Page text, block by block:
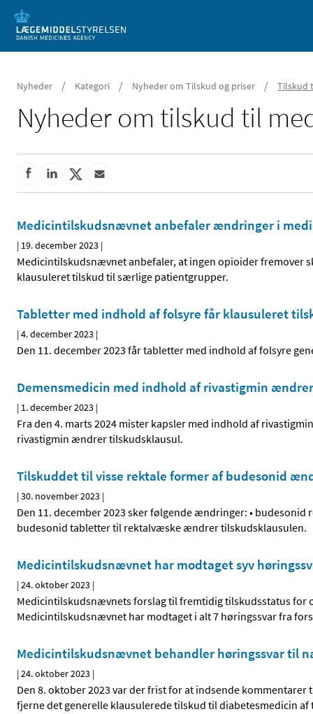
Mobil visning
Nyheder / Kategori / Nyheder om Tilskud og priser / Tilskud
Nyheder om tilskud til
Medicintilskudsnævnet anbefaler ændringer i
| 19. december 2023 |
Medicintilskudsnævnet anbefaler, at ingen opioider fremover
klausuleret tilskud til særlige patientgrupper.
Tabletter med indhold af folsyre får klausuleret
|4. december 2023 |
Den 11. december 2023 får tabletter med indhold af folsyre
Demensmedicin med indhold af rivastigmin
| 1. december 2023 |
Fra den 4. marts 2024 mister kapsler med indhold af
rivastigmin ændrer tilskudsklausul.
Tilskuddet til visse rektale former af budesonid
|30. november 2023 |
Den 11. december 2023 sker følgende ændringer: •
budesonid tabletter til rektalvæske ændrer tilskudsklausulen.
Medicintilskudsnævnet har modtaget syv
|24. oktober 2023 |
Medicintilskudsnævnets forslag til fremtidig tilskudsstatus for
Medicintilskudsnævnet har modtaget i alt 7 høringssvar fra
Medicintilskudsnævnet behandler høringssvar til
|24. oktober 2023 |
Den 8. oktober 2023 var der frist for at indsende
fjerne det generelle klausulerede tilskud til diabetesmedicin af